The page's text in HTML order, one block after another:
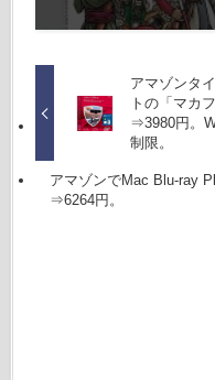
アマゾンタ
トの「マカ
⇒3980円。
制限。
アマゾンでMac Blu-ray
⇒6264円。